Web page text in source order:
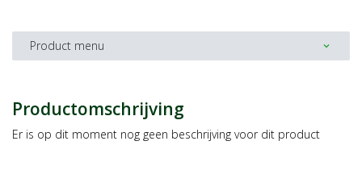
Product menu expand_more
Productomschrijving
Er is op dit moment nog geen beschrijving voor dit product